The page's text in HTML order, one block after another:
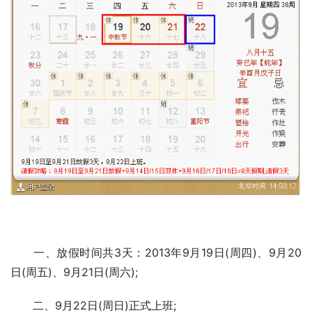
一、放假时间共3天：2013年9月19日(周四)、9月20
日(周五)、9月21日(周六);
二、9月22日(周日)正式上班;